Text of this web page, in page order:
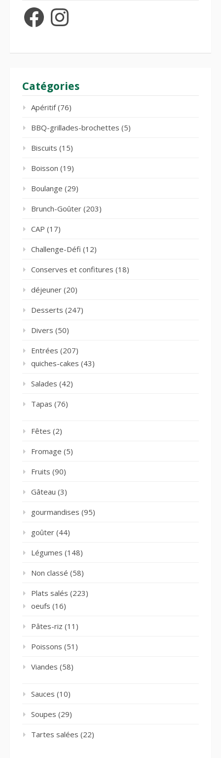
FacebookInstagram
Catégories
Apéritif(76)
BBQ-grillades-brochettes (5)
Biscuits (15)
Boisson (19)
Boulange (29)
Brunch-Goûter (203)
CAP (17)
Challenge-Défi (12)
Conserves et confitures (18)
déjeuner (20)
Desserts (247)
Divers (50)
Entrées (207)
quiches-cakes (43)
Salades (42)
Tapas (76)
Fêtes (2)
Fromage (5)
Fruits (90)
Gâteau (3)
gourmandises (95)
goûter (44)
Légumes (148)
Non classé (58)
Plats salés (223)
oeufs (16)
Pâtes-riz (11)
Poissons (51)
Viandes (58)
Sauces (10)
Soupes (29)
Tartes salées (22)